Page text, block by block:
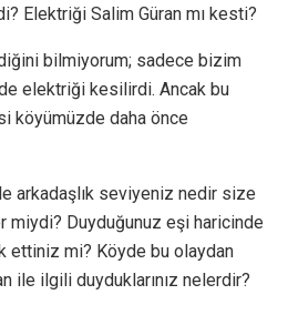
Elektriği Salim Güran mı kesti?
bilmiyorum; sadece bizim
elektriği kesilirdi. Ancak bu
köyümüzde daha önce
arkadaşlık seviyeniz nedir size
miydi? Duyduğunuz eşi haricinde
ettiniz mi? Köyde bu olaydan
ile ilgili duyduklarınız nelerdir?